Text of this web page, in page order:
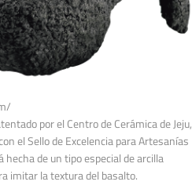
por el Centro de Cerámica de Jeju,
el Sello de Excelencia para Artesanías
hecha de un tipo especial de arcilla
imitar la textura del basalto.